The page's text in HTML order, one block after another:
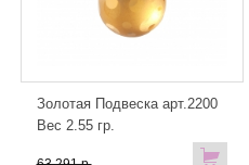
Золотая Подвеска арт.2200
Вес 2.55 гр.